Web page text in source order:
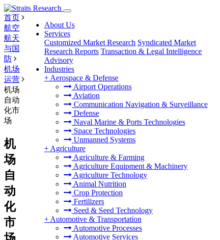
About Us
Services
Customized Market Research Syndicated Market
Research Reports Transaction & Legal Intelligence
Advisory
Industries
+ Aerospace & Defense
Airport Operations
Aviation
Communication Navigation & Surveillance
Defense
Naval Marine & Ports Technologies
Space Technologies
Unmanned Systems
+ Agriculture
Agriculture & Farming
Agriculture Equipment & Machinery
Agriculture Technology
Animal Nutrition
Crop Protection
Fertilizers
Seed & Seed Technology
+ Automotive & Transportation
Automotive Processes
Automotive Services
首页
航空
航天
与国
防
机场
运营
机场
自动
化市
场
机
场
自
动
化
市